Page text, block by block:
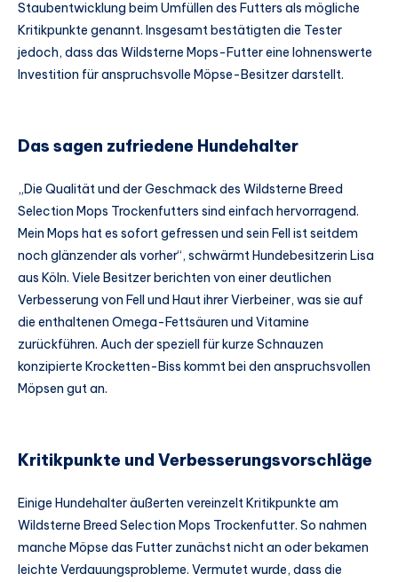
Staubentwicklung beim Umfüllen des Futters als mögliche
Kritikpunkte genannt. Insgesamt bestätigten die Tester
jedoch, dass das Wildsterne Mops-Futter eine lohnenswerte
Investition für anspruchsvolle Möpse-Besitzer darstellt.
Das sagen zufriedene Hundehalter
„Die Qualität und der Geschmack des Wildsterne Breed
Selection Mops Trockenfutters sind einfach hervorragend.
Mein Mops hat es sofort gefressen und sein Fell ist seitdem
noch glänzender als vorher“, schwärmt Hundebesitzerin Lisa
aus Köln. Viele Besitzer berichten von einer deutlichen
Verbesserung von Fell und Haut ihrer Vierbeiner, was sie auf
die enthaltenen Omega-Fettsäuren und Vitamine
zurückführen. Auch der speziell für kurze Schnauzen
konzipierte Krocketten-Biss kommt bei den anspruchsvollen
Möpsen gut an.
Kritikpunkte und Verbesserungsvorschläge
Einige Hundehalter äußerten vereinzelt Kritikpunkte am
Wildsterne Breed Selection Mops Trockenfutter. So nahmen
manche Möpse das Futter zunächst nicht an oder bekamen
leichte Verdauungsprobleme. Vermutet wurde, dass die